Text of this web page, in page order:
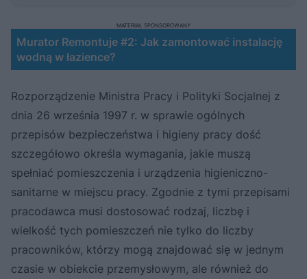
Murator Remontuje #2: Jak zamontować instalację
wodną w łazience?
MATERIAŁ SPONSOROWANY
Rozporządzenie Ministra Pracy i Polityki Socjalnej z
dnia 26 września 1997 r. w sprawie ogólnych
przepisów bezpieczeństwa i higieny pracy dość
szczegółowo określa wymagania, jakie muszą
spełniać pomieszczenia i urządzenia higieniczno-
sanitarne w miejscu pracy. Zgodnie z tymi przepisami
pracodawca musi dostosować rodzaj, liczbę i
wielkość tych pomieszczeń nie tylko do liczby
pracowników, którzy mogą znajdować się w jednym
czasie w obiekcie przemysłowym, ale również do